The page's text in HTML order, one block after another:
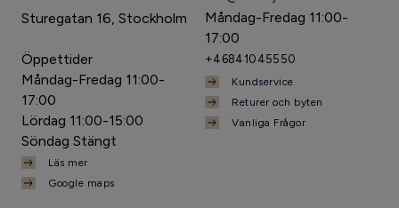
Sturegatan 16, Stockholm
Öppettider
Måndag-Fredag 11:00-
17:00
Lördag 11:00-15:00
Söndag Stängt
Läs mer
Google maps
Måndag-Fredag 11:00-
17:00
+46841045550
Kundservice
Returer och byten
Vanliga Frågor